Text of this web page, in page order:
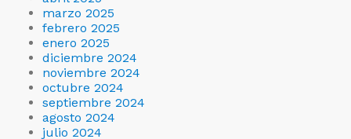
marzo 2025
febrero 2025
enero 2025
diciembre 2024
noviembre 2024
octubre 2024
septiembre 2024
agosto 2024
julio 2024